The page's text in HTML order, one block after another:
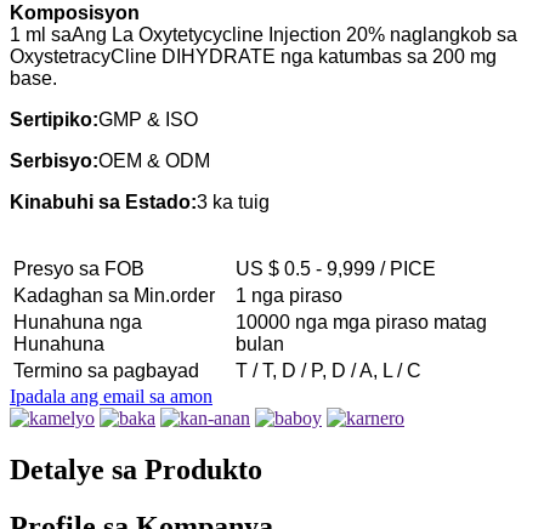
Komposisyon
1 ml saAng La Oxytetycycline Injection 20% naglangkob sa
OxystetracyCline DIHYDRATE nga katumbas sa 200 mg
base.
Sertipiko:GMP & ISO
Serbisyo:OEM & ODM
Kinabuhi sa Estado:3 ka tuig
Presyo sa FOB
US $ 0.5 - 9,999 / PICE
Kadaghan sa Min.order
1 nga piraso
Hunahuna nga
Hunahuna
10000 nga mga piraso matag
bulan
Termino sa pagbayad
T / T, D / P, D / A, L / C
Ipadala ang email sa amon
Detalye sa Produkto